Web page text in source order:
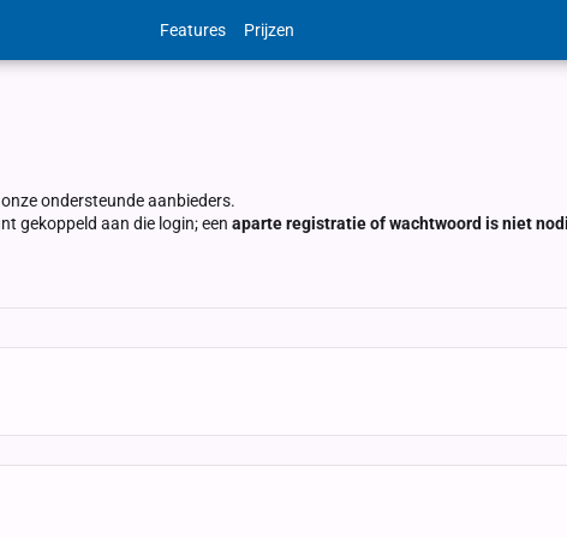
Features Prijzen
ondersteunde aanbieders.
gekoppeld aan die login; een aparte registratie of wachtwoord is niet